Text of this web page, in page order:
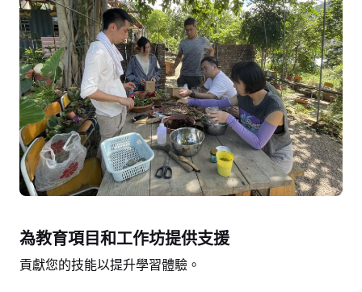
為教育項目和工作坊提供支援
貢獻您的技能以提升學習體驗。